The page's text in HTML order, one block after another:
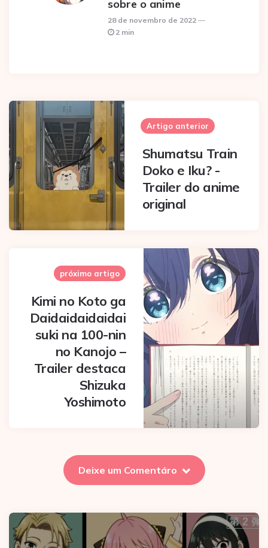
sobre o anime
28 de novembro de 2022
2 min
Post
navigation
Artigo anterior
Shumatsu Train
Doko e Iku? -
Trailer do anime
original
próximo artigo
Kimi no Koto ga
Daidaidaidaidai
suki na 100-nin
no Kanojo –
Trailer destaca
Shizuka
Yoshimoto
Deixe um Comentáro